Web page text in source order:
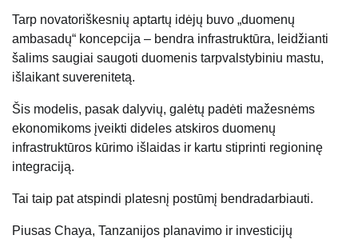
Tarp novatoriškesnių aptartų idėjų buvo „duomenų
ambasadų“ koncepcija – bendra infrastruktūra, leidžianti
šalims saugiai saugoti duomenis tarpvalstybiniu mastu,
išlaikant suverenitetą.
Šis modelis, pasak dalyvių, galėtų padėti mažesnėms
ekonomikoms įveikti dideles atskiros duomenų
infrastruktūros kūrimo išlaidas ir kartu stiprinti regioninę
integraciją.
Tai taip pat atspindi platesnį postūmį bendradarbiauti.
Piusas Chaya, Tanzanijos planavimo ir investicijų